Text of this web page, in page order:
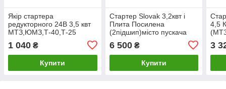
Якір стартера
редукторного 24В 3,5 квт
МТЗ,ЮМЗ,Т-40,Т-25
1 040 ₴
Купити
Стартер Slovak 3,2квт і
Плита Посилена
(2підшип)місто пускача
ПДМ (МТЗ, ЮМЗ, Т-150)
(комплект
переобладнання)
6 500₴
Купити
4,5
3